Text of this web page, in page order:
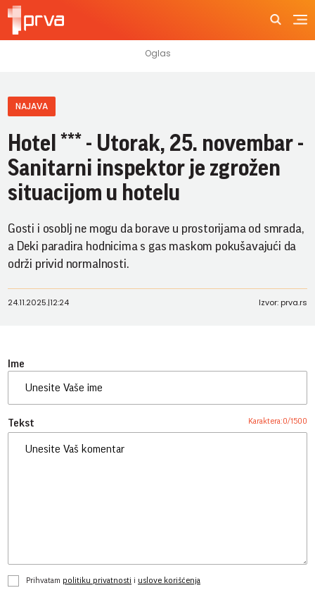
NAJAVA
Hotel *** - Utorak, 25. novembar -
Sanitarni inspektor je zgrožen
situacijom u hotelu
Gosti i osoblj ne mogu da borave u prostorijama od smrada,
a Deki paradira hodnicima s gas maskom pokušavajući da
održi privid normalnosti.
24.11.2025.|12:24 Izvor: prva.rs
Ime
Tekst Karaktera:0/1500
Prihvatam politiku privatnosti i uslove korišćenja